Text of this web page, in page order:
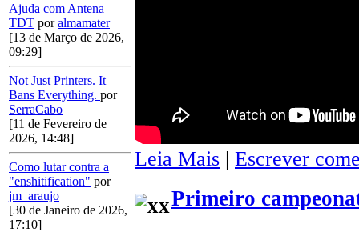
Ajuda com Antena
TDT poralmamater
[13 de Março de 2026,
09:29]
Not Just Printers. It
Bans Everything. por
SerraCabo
[11 de Fevereiro de
2026, 14:48]
Como lutar contra a
"enshitification" por
jm_araujo
[30 de Janeiro de 2026,
17:10]
Leia Mais | Escrever
Primeiro